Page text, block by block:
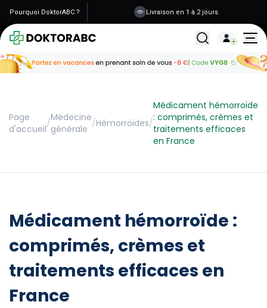
Pourquoi DoktorABC ? Livraison en 1 à 2 jours
Tous les
Page
d'accueil/Médecine
générale /Hémorroïdes/
Médicament hémorroïde
: comprimés, crèmes et
traitements efficaces
en France
Médicament hémorroïde :
comprimés, crèmes et
traitements efficaces en
France